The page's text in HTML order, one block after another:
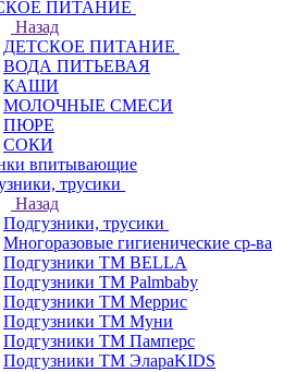
ПИТАНИЕ
Назад
ДЕТСКОЕ ПИТАНИЕ
ВОДА ПИТЬЕВАЯ
КАШИ
МОЛОЧНЫЕ СМЕСИ
ПЮРЕ
СОКИ
впитывающие
трусики
Назад
Подгузники, трусики
Многоразовые гигиенические ср-ва
Подгузники ТМ BELLA
Подгузники ТМ Palmbaby
Подгузники ТМ Меррис
Подгузники ТМ Муни
Подгузники ТМ Памперс
Подгузники ТМ ЭлараKIDS